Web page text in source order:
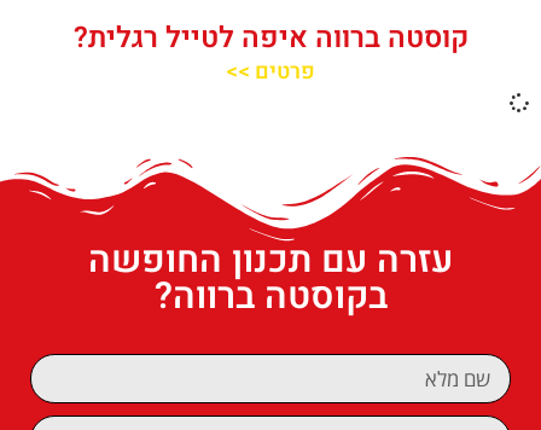
קוסטה ברווה איפה לטייל רגלית?
פרטים >>
עזרה עם תכנון החופשה
בקוסטה ברווה?